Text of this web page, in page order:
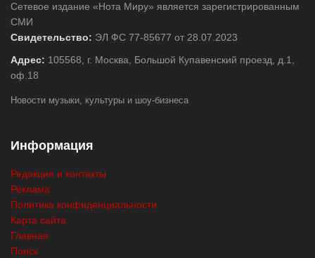
Сетевое издание «Нота Миру» является зарегистрированным
СМИ
Свидетельство: ЭЛ ФС 77-85677 от 28.07.2023
Адрес: 105568, г. Москва, Большой Купавенский проезд, д.1,
оф.18
Новости музыки, культуры и шоу-бизнеса
Информация
Редакция и контакты
Реклама
Политика конфиденциальности
Карта сайта
Главная
Поиск